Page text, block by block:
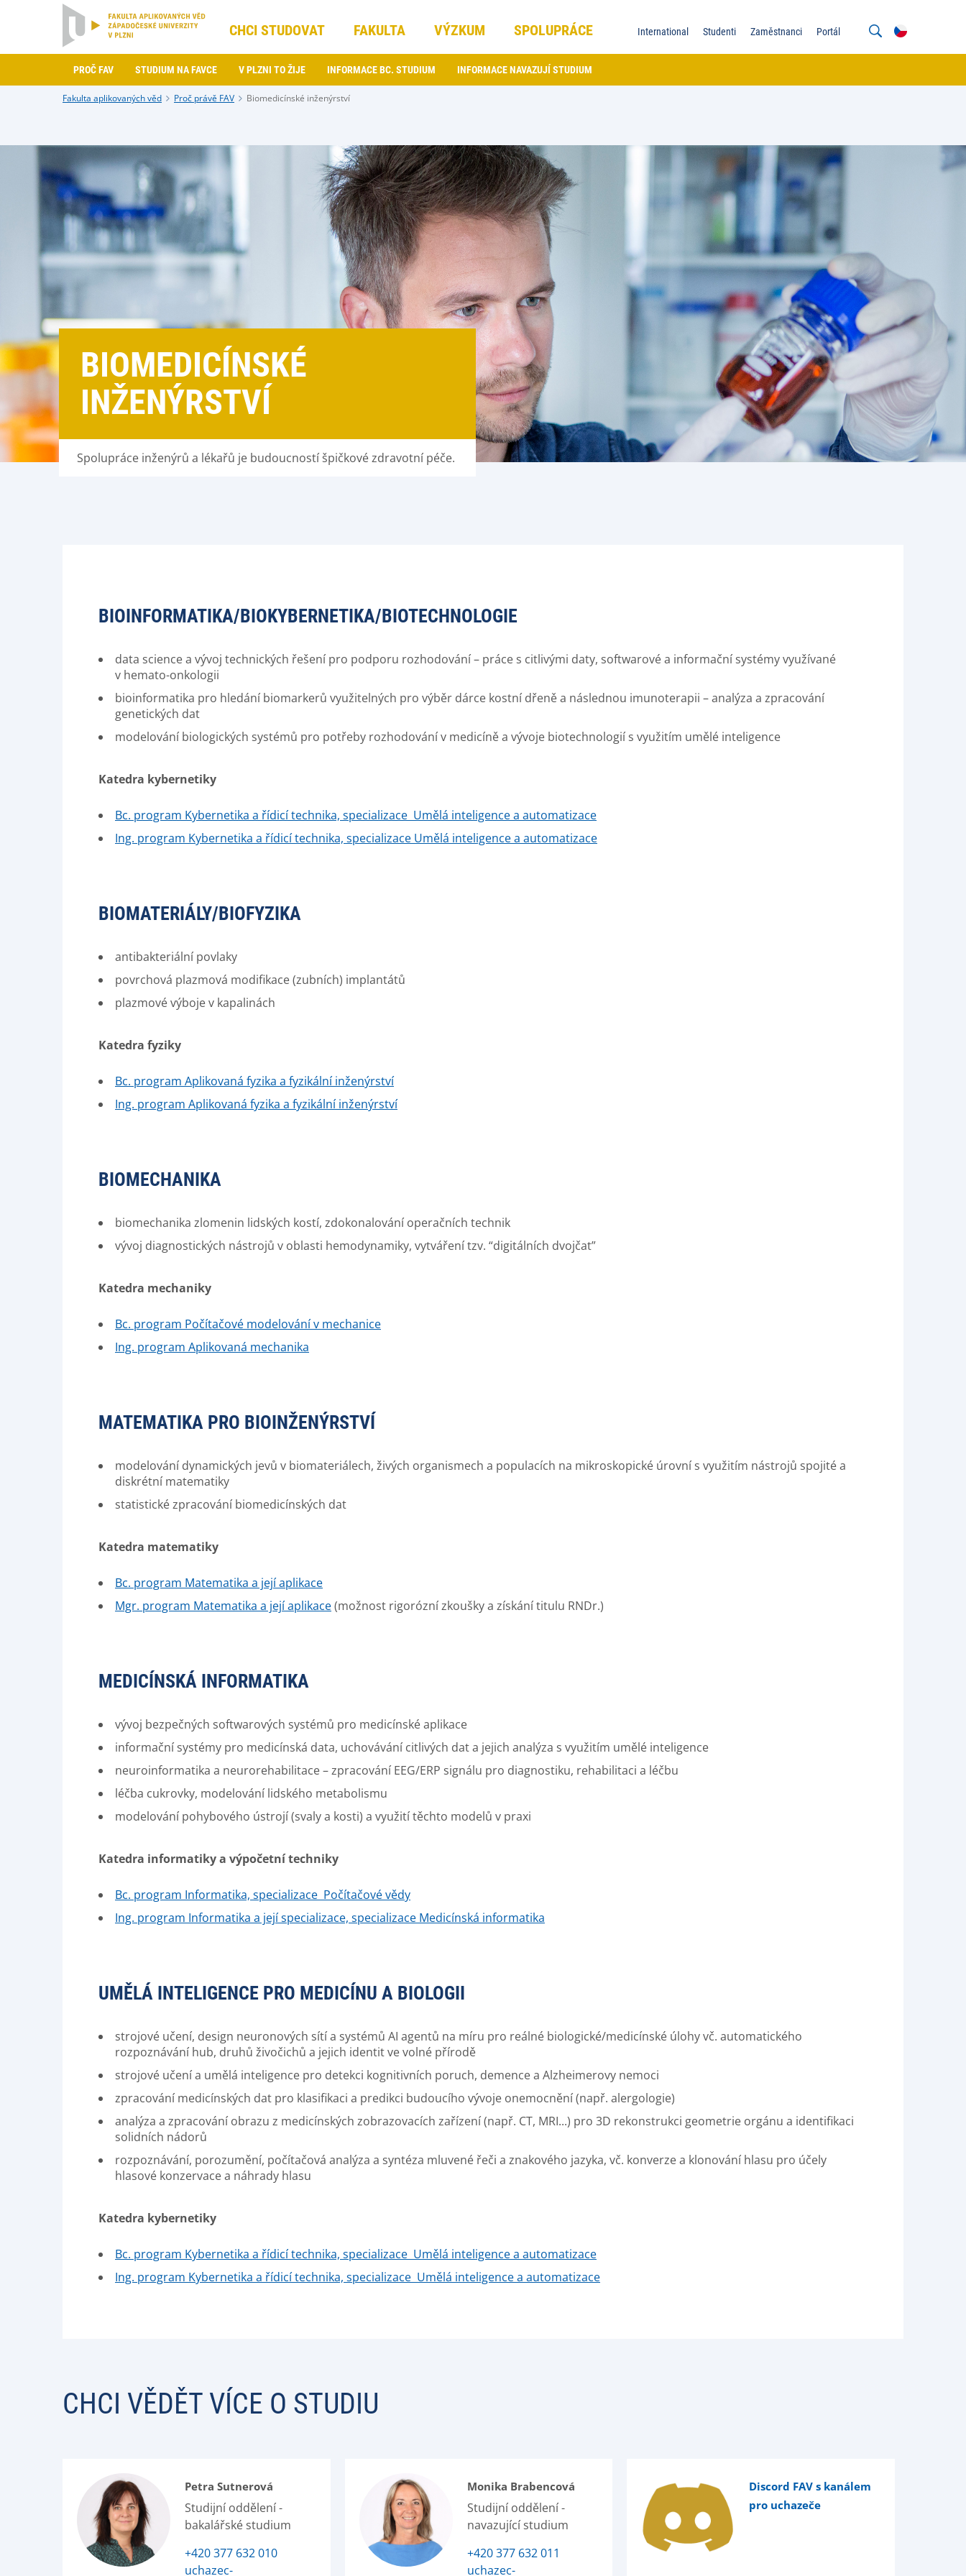
CHCI STUDOVAT FAKULTA VÝZKUM SPOLUPRÁCE International Studenti Zaměstnanci Portál
PROČ FAV STUDIUM NA FAVCE V PLZNI TO ŽIJE INFORMACE BC. STUDIUM INFORMACE NAVAZUJÍ STUDIUM
Fakulta aplikovaných věd Proč právě FAV Biomedicínské inženýrství
BIOMEDICÍNSKÉ
INŽENÝRSTVÍ
Spolupráce inženýrů a lékařů je budoucností špičkové zdravotní péče.
BIOINFORMATIKA/BIOKYBERNETIKA/BIOTECHNOLOGIE
data science a vývoj technických řešení pro podporu rozhodování – práce s citlivými daty, softwarové a informační systémy využívané
v hemato-onkologii
bioinformatika pro hledání biomarkerů využitelných pro výběr dárce kostní dřeně a následnou imunoterapii – analýza a zpracování
genetických dat
modelování biologických systémů pro potřeby rozhodování v medicíně a vývoje biotechnologií s využitím umělé inteligence
Katedra kybernetiky
Bc. program Kybernetika a řídicí technika, specializace Umělá inteligence a automatizace
Ing. program Kybernetika a řídicí technika, specializace Umělá inteligence a automatizace
BIOMATERIÁLY/BIOFYZIKA
antibakteriální povlaky
povrchová plazmová modifikace (zubních) implantátů
plazmové výboje v kapalinách
Katedra fyziky
Bc. program Aplikovaná fyzika a fyzikální inženýrství
Ing. program Aplikovaná fyzika a fyzikální inženýrství
BIOMECHANIKA
biomechanika zlomenin lidských kostí, zdokonalování operačních technik
vývoj diagnostických nástrojů v oblasti hemodynamiky, vytváření tzv. “digitálních dvojčat”
Katedra mechaniky
Bc. program Počítačové modelování v mechanice
Ing. program Aplikovaná mechanika
MATEMATIKA PRO BIOINŽENÝRSTVÍ
modelování dynamických jevů v biomateriálech, živých organismech a populacích na mikroskopické úrovní s využitím nástrojů spojité a
diskrétní matematiky
statistické zpracování biomedicínských dat
Katedra matematiky
Bc. program Matematika a její aplikace
Mgr. program Matematika a její aplikace(možnost rigorózní zkoušky a získání titulu RNDr.)
MEDICÍNSKÁ INFORMATIKA
vývoj bezpečných softwarových systémů pro medicínské aplikace
informační systémy pro medicínská data, uchovávání citlivých dat a jejich analýza s využitím umělé inteligence
neuroinformatika a neurorehabilitace – zpracování EEG/ERP signálu pro diagnostiku, rehabilitaci a léčbu
léčba cukrovky, modelování lidského metabolismu
modelování pohybového ústrojí (svaly a kosti) a využití těchto modelů v praxi
Katedra informatiky a výpočetní techniky
Bc. program Informatika, specializace Počítačové vědy
Ing. program Informatika a její specializace, specializace Medicínská informatika
UMĚLÁ INTELIGENCE PRO MEDICÍNU A BIOLOGII
strojové učení, design neuronových sítí a systémů AI agentů na míru pro reálné biologické/medicínské úlohy vč. automatického
rozpoznávání hub, druhů živočichů a jejich identit ve volné přírodě
strojové učení a umělá inteligence pro detekci kognitivních poruch, demence a Alzheimerovy nemoci
zpracování medicínských dat pro klasifikaci a predikci budoucího vývoje onemocnění (např. alergologie)
analýza a zpracování obrazu z medicínských zobrazovacích zařízení (např. CT, MRI...) pro 3D rekonstrukci geometrie orgánu a identifikaci
solidních nádorů
rozpoznávání, porozumění, počítačová analýza a syntéza mluvené řeči a znakového jazyka, vč. konverze a klonování hlasu pro účely
hlasové konzervace a náhrady hlasu
Katedra kybernetiky
Bc. program Kybernetika a řídicí technika, specializace Umělá inteligence a automatizace
Ing. program Kybernetika a řídicí technika, specializace Umělá inteligence a automatizace
CHCI VĚDĚT VÍCE O STUDIU
Petra Sutnerová
Studijní oddělení -
bakalářské studium
+420 377 632 010
uchazec-
Monika Brabencová
Studijní oddělení -
navazující studium
+420 377 632 011
uchazec-
Discord FAV s kanálem
pro uchazeče